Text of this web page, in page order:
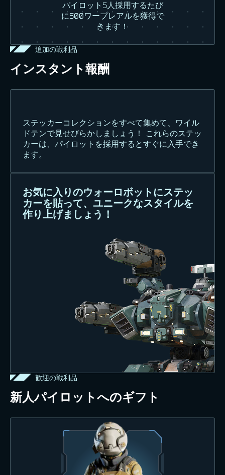
パイロット5人採用するたび
に500ワープレアルを獲得で
きます！
追加の戦利品
インスタント報酬
ステッカーコレクションをすべて集めて、ワイル
ドテンで見せびらかしましょう！ これらのステッ
カーは、パイロットを採用するとすぐに入手でき
ます。
お気に入りのウォーロボットにステッ
カーを貼って、ユニークなスタイルを
作り上げましょう！
歓迎の戦利品
新人パイロットへのギフト